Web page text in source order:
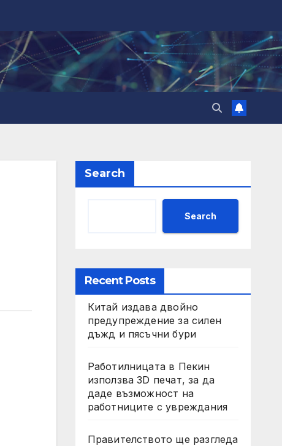
Search
Search
Recent Posts
Китай издава двойно
предупреждение за силен
дъжд и пясъчни бури
Работилницата в Пекин
използва 3D печат, за да
даде възможност на
работниците с увреждания
Правителството ще разгледа